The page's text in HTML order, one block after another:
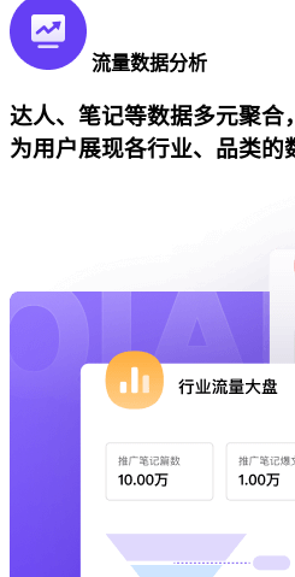
流量数据分析
达人、笔记等数据多元聚
为用户展现各行业、品类的